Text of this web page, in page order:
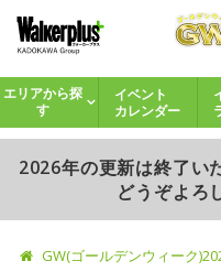
エリアから探
す
イベント
カレンダー
2026年の更新は終了い
どうぞよろ
GW(ゴールデンウィーク